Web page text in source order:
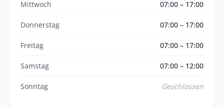
Mittwoch 07:00 – 17:00
Donnerstag 07:00 – 17:00
Freitag 07:00 – 17:00
Samstag 07:00 – 12:00
Sonntag Geschlossen